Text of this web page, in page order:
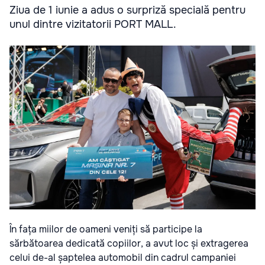
Ziua de 1 iunie a adus o surpriză specială pentru
unul dintre vizitatorii PORT MALL.
În fața miilor de oameni veniți să participe la
sărbătoarea dedicată copiilor, a avut loc și extragerea
celui de-al șaptelea automobil din cadrul campaniei